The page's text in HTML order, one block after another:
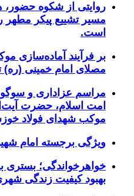
روایتی از شکوه
مسیر تشییع پیکر مطهر
است.
بر فرآیند آماده‌سازی
مصلای امام خمینی (ره)
مراسم عزاداری و
امت اسلام، حضرت
موکب شهدای فولاد
ویژگی برجسته امام
خواهرخواندگی؛ بستری
بهبود کیفیت زندگی